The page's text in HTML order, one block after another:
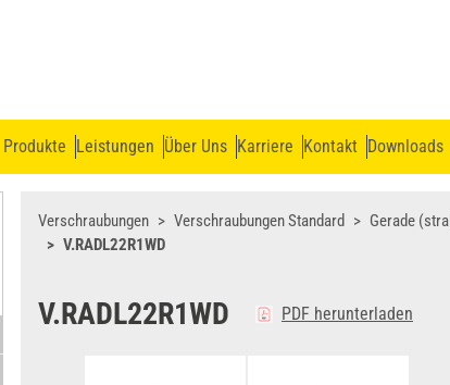
Produkte Leistungen Über Uns Karriere Kontakt Downloads
Verschraubungen Verschraubungen Standard Gerade
V.RADL22R1WD
V.RADL22R1WD PDF herunterladen